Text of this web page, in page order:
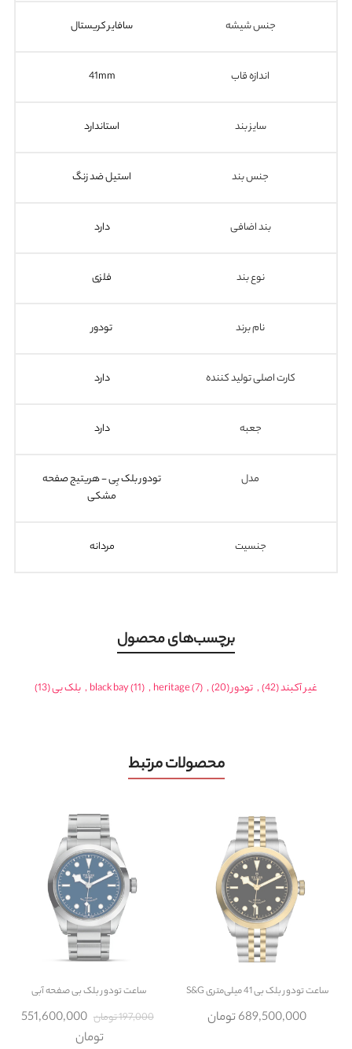
جنس شیشه سافایر کریستال
اندازه قاب 41mm
سایز بند استاندارد
جنس بند استیل ضد زنگ
بند اضافی دارد
نوع بند فلزی
نام برند تودور
کارت اصلی تولید کننده دارد
جعبه دارد
مدل
تودور بلک بِی - هریتیج صفحه
مشکی
جنسیت مردانه
برچسب‌های محصول
غیر آکبند(42)
, تودور(20)
,
heritage(7)
,
black bay(11)
, بلک بی(13)
محصولات مرتبط
ساعتتودور بلک بی 41 میلی‌متری S&G
689,500,000 تومان
ساعتتودور بلک بی صفحه آبی
197,000 تومان
551,600,000
تومان